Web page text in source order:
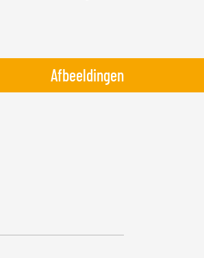
Afbeeldingen